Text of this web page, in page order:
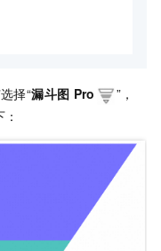
择“漏斗图 Pro
”，